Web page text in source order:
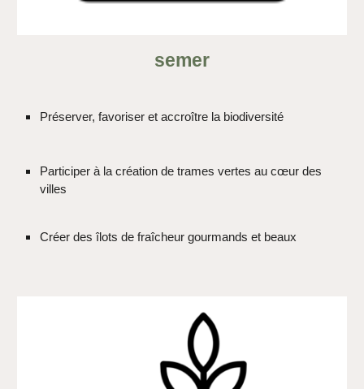
semer
Préserver, favoriser et accroître la biodiversité
Participer à la création de trames vertes au cœur des
villes
Créer des îlots de fraîcheur gourmands et beaux